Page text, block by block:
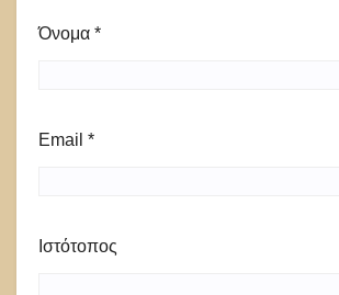
Όνομα *
Email *
Ιστότοπος